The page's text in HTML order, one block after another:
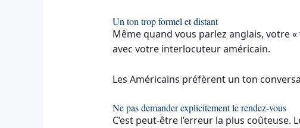
Un ton trop formel et distant
Même quand vous parlez anglais, votre
avec votre interlocuteur américain.
Les Américains préfèrent un ton
Ne pas demander explicitement le rendez-vous
C’est peut-être l’erreur la plus